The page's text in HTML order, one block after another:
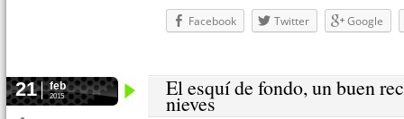
Facebook
Twitter Google
21 feb
2015 El esquí de fondo, un buen
nieves